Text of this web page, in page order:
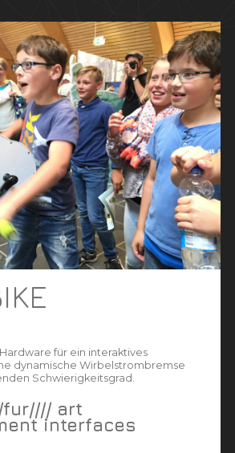
für ein interaktives
dynamische Wirbelstrombremse
Schwierigkeitsgrad.
fur//// art
interfaces